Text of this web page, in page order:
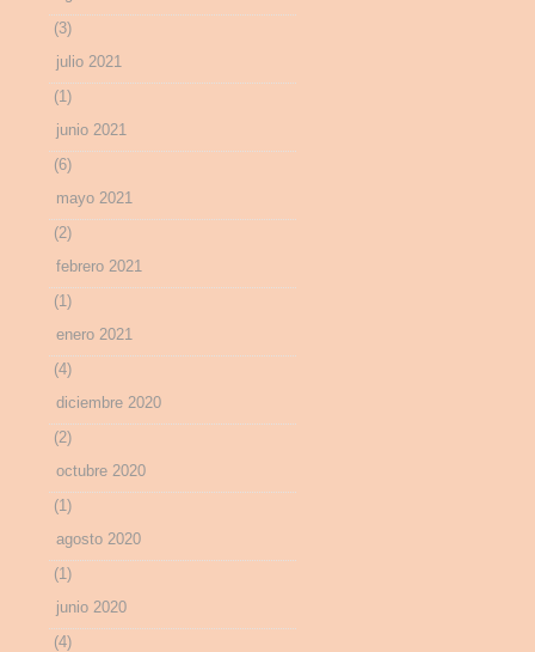
(3)
julio 2021
(1)
junio 2021
(6)
mayo 2021
(2)
febrero 2021
(1)
enero 2021
(4)
diciembre 2020
(2)
octubre 2020
(1)
agosto 2020
(1)
junio 2020
(4)